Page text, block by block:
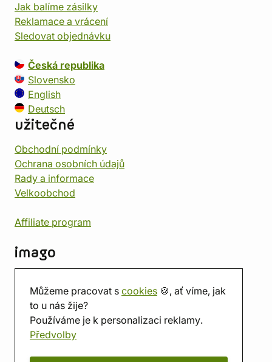
Můžeme pracovat s cookies 🍪, ať víme, jak
to u nás žije?
Používáme je k personalizaci reklamy.
Předvolby
Jak balíme zásilky
Reklamace a vrácení
Sledovat objednávku
Česká republika
Slovensko
English
Deutsch
užitečné
Obchodní podmínky
Ochrana osobních údajů
Rady a informace
Velkoobchod
Affiliate program
imago
Prodejna
Herna
O nás
Hodnocení obchodu